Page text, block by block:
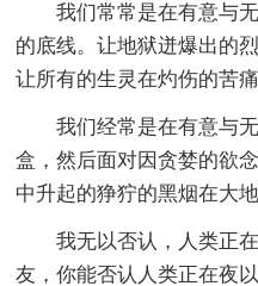
我们常常是在有意与
的底线。让地狱迸爆出的
让所有的生灵在灼伤的苦痛
我们经常是在有意与
盒，然后面对因贪婪的欲
中升起的狰狞的黑烟在大
我无以否认，人类正
友，你能否认人类正在夜